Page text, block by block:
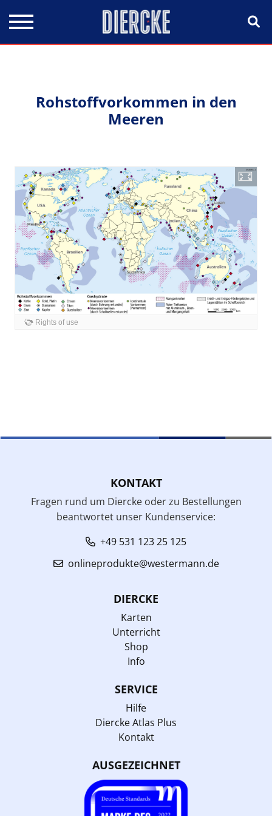
Rohstoffvorkommen in den
Meeren
KONTAKT
Fragen rund um Diercke oder zu Bestellungen
beantwortet unser Kundenservice:
+49 531 123 25 125
onlineprodukte@westermann.de
DIERCKE
Karten
Unterricht
Shop
Info
SERVICE
Hilfe
Diercke Atlas Plus
Kontakt
AUSGEZEICHNET